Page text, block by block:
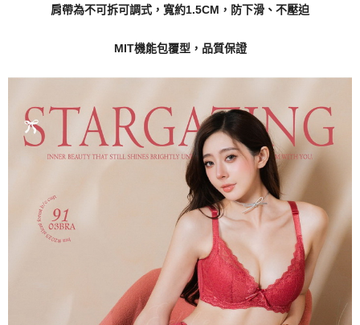
肩帶為不可拆可調式，寬約1.5CM，防下滑、不壓迫
MIT機能包覆型，品質保證